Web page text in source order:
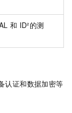
和 ID²的测
认证和数据加密等